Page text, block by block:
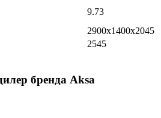
9.73
2900x1400x2045
2545
бренда Aksa